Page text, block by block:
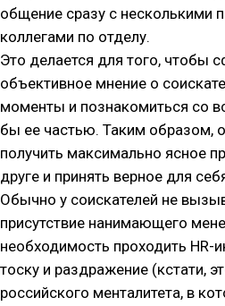
общение сразу с несколькими
коллегами по отделу.
Это делается для того, чтобы
объективное мнение о
моменты и познакомиться со
бы ее частью. Таким образом,
получить максимально ясное
друге и принять верное для
Обычно у соискателей не
присутствие нанимающего
необходимость проходить HR-
тоску и раздражение (кстати,
российского менталитета, в